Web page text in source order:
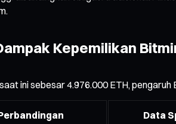
Kepemilikan
ini sebesar 4.976.000 ETH,
Data